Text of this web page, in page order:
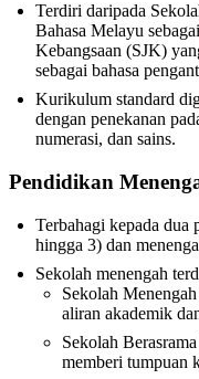
Terdiri daripada
Bahasa Melayu
Kebangsaan (SJK)
sebagai bahasa
Kurikulum standard
dengan penekanan
numerasi, dan sains.
Pendidikan
Terbahagi kepada dua
hingga 3) dan
Sekolah menengah
Sekolah
aliran akademik
Sekolah
memberi tumpuan